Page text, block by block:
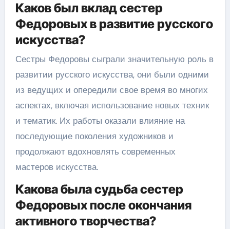
Каков был вклад сестер
Федоровых в развитие русского
искусства?
Сестры Федоровы сыграли значительную роль в
развитии русского искусства, они были одними
из ведущих и опередили свое время во многих
аспектах, включая использование новых техник
и тематик. Их работы оказали влияние на
последующие поколения художников и
продолжают вдохновлять современных
мастеров искусства.
Какова была судьба сестер
Федоровых после окончания
активного творчества?